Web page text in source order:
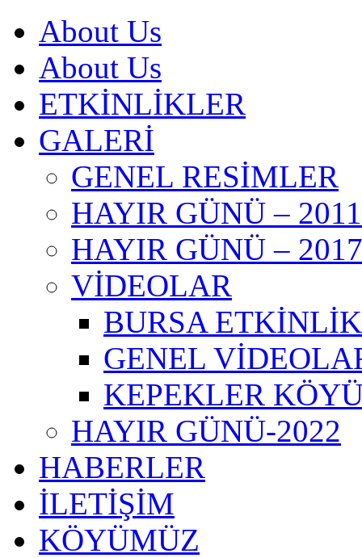
About Us
About Us
ETKİNLİKLER
GALERİ
GENEL RESİMLER
HAYIR GÜNÜ – 2011
HAYIR GÜNÜ – 2017
VİDEOLAR
BURSA
GENEL
KEPEKLER
HAYIR GÜNÜ-2022
HABERLER
İLETİŞİM
KÖYÜMÜZ